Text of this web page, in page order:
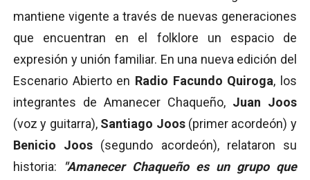
mantiene vigente a través de nuevas generaciones
que encuentran en el folklore un espacio de
expresión y unión familiar. En una nueva edición del
Escenario Abierto en Radio Facundo Quiroga, los
integrantes de Amanecer Chaqueño, Juan Joos
(voz y guitarra), Santiago Joos(primer acordeón) y
Benicio Joos (segundo acordeón), relataron su
historia:
"Amanecer Chaqueño es un grupo que